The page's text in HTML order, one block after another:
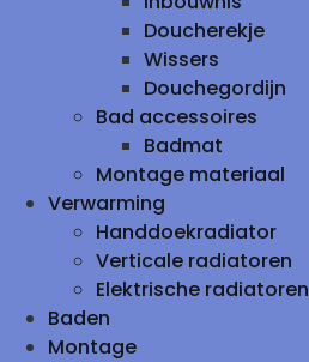
Doucherekje
Wissers
Douchegordijn
Bad accessoires
Badmat
Montage materiaal
Verwarming
Handdoekradiator
Verticale radiatoren
Elektrische radiatoren
Baden
Montage